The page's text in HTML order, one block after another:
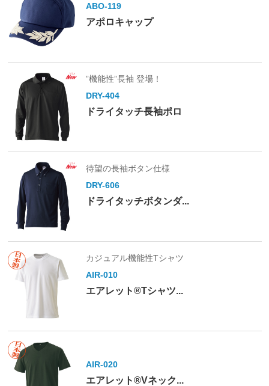
ABO-119
アポロキャップ
”機能性”長袖 登場！
DRY-404
ドライタッチ長袖ポロ
待望の長袖ボタン仕様
DRY-606
ドライタッチボタンダ...
カジュアル機能性Tシャツ
AIR-010
エアレット®Tシャツ...
AIR-020
エアレット®Vネック...